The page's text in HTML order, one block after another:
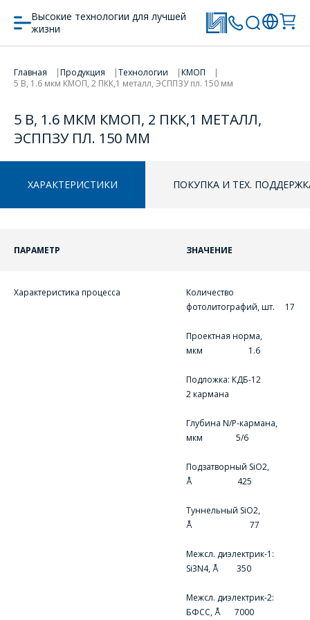
Высокие технологии для лучшей
жизни
Главная Продукция Технологии
КМОП
5 В, 1.6 мкм КМОП, 2 ПКК,1 металл, ЭСППЗУ пл. 150 мм
5 В, 1.6 МКМ КМОП, 2 ПКК,1 МЕТАЛЛ,
ЭСППЗУ ПЛ. 150 ММ
ХАРАКТЕРИСТИКИ ПОКУПКА И ТЕХ.
ПАРАМЕТР ЗНАЧЕНИЕ
Характеристика процесса
Количество
фотолитографий, шт. 17
Проектная норма,
мкм 1.6
Подложка: КДБ-12
2 кармана
Глубина N/P-кармана,
мкм 5/6
Подзатворный SiO2,
Å 425
Туннельный SiO2,
Å 77
Межсл. диэлектрик-1:
Si3N4, Å 350
Межсл. диэлектрик-2:
БФСС, Å 7000
ПЕРЕЙТИ В КОРЗИНУ